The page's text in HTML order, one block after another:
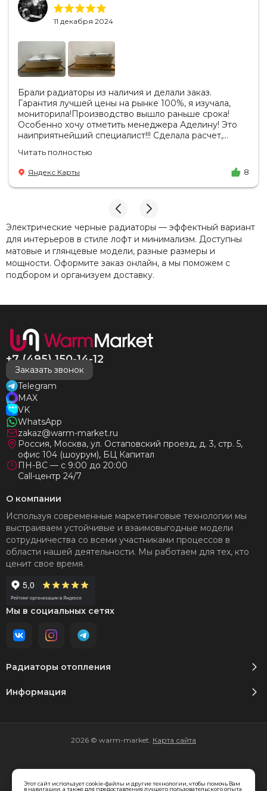
11 декабря 2024
Брали радиаторы из наличия и делали заказ.
Гарантия лучшей цены на рынке 100%, я изучала,
мониторила!Производство вышло раньше срока!
Особенно хочу отметить менеджера Аделину! Это
наиприятнейший специалист!!! Сделала расчет,
цену. Всегда на связи, на все вопросы есть ответы.
Доставка на удобный день, удобное время! Никаких
замечаний, только бесконечное удовольствие от
взаимодействия с ней. Вот это я понимаю - ЛИЦО
И надеюсь наши чудесные радиаторы будут греть
нас без нареканий холодными московскими зимами
много-много лет) СПАСИБО!!!!
Читать полностью
Яндекс Карты 8
Электрические черные радиаторы — эффектный вариант
для интерьеров в стиле лофт и минимализм. Доступны
матовые и глянцевые модели, разные размеры и
мощности. Оформите заказ онлайн, а мы поможем с
подбором и организуем доставку.
+7 (495) 150-14-12
Заказать звонок
Telegram
MAX
VK
WhatsApp
zakaz@warm-market.ru
Россия, Москва, ул. Остаповский проезд, д. 3, стр. 5,
офис 104 (шоурум), БЦ Капитал
ПН-ВС — с 9:00 до 20:00
Call-центр 24/7
Радиаторы отопления
Информация
О компании
Используя современные маркетинговые технологии мы
выстраиваем устойчивые и взаимовыгодные модели
сотрудничества со всеми участниками процессов в
области нашей деятельности. Мы работаем для тех, кто
ценит свое время.
Мы в социальных сетях
2026 © warm-market. Карта сайта
Вся представленная на сайте информация, касающаяся
Этот сайт использует cookie-файлы и другие технологии, чтобы помочь Вам
в навигации, а также для предоставления лучшего пользовательского опыта